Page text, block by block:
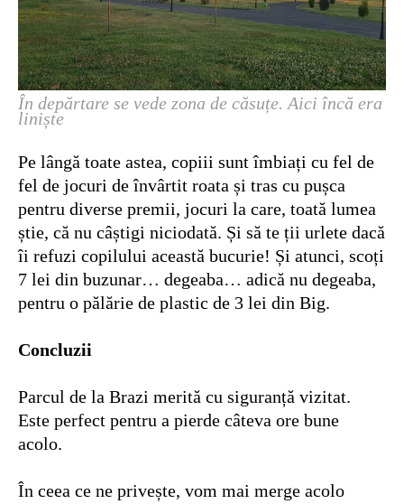
În depărtare se vede zona de căsuțe. Aici încă era
liniște
Pe lângă toate astea, copiii sunt îmbiați cu fel de
fel de jocuri de învârtit roata și tras cu pușca
pentru diverse premii, jocuri la care, toată lumea
știe, că nu câștigi niciodată. Și să te ții urlete dacă
îi refuzi copilului această bucurie! Și atunci, scoți
7 lei din buzunar… degeaba… adică nu degeaba,
pentru o pălărie de plastic de 3 lei din Big.
Concluzii
Parcul de la Brazi merită cu siguranță vizitat.
Este perfect pentru a pierde câteva ore bune
acolo.
În ceea ce ne privește, vom mai merge acolo